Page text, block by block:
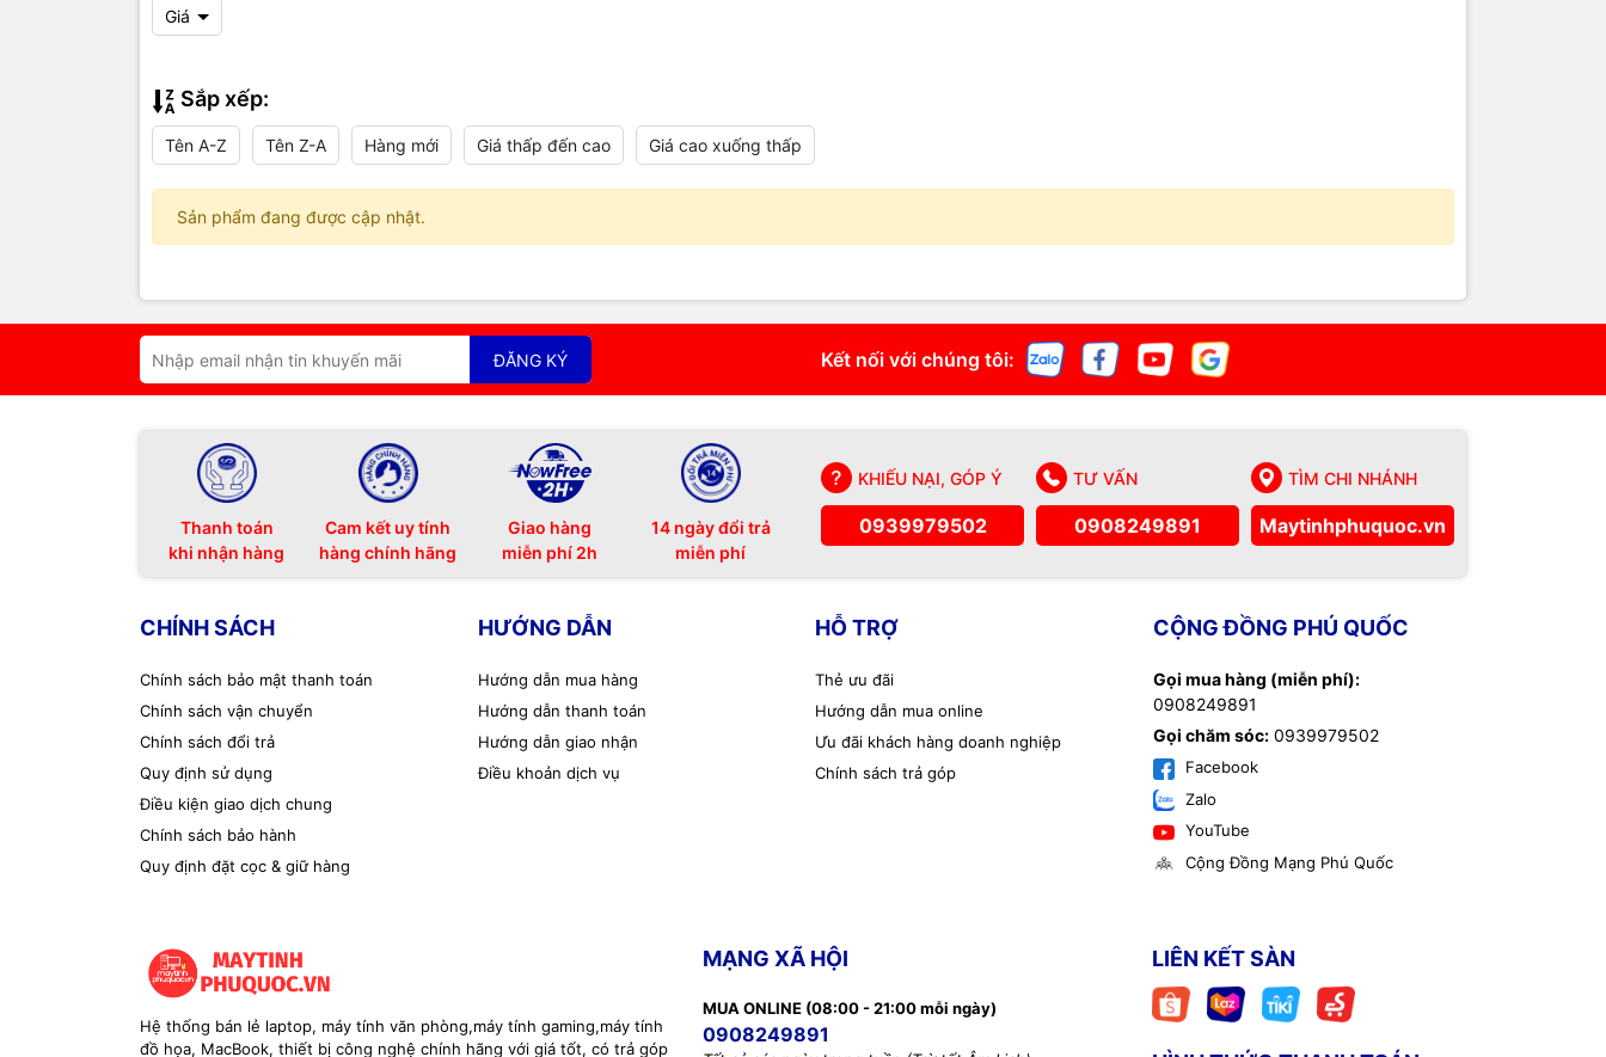
Giá
Sắp xếp:
Tên A-Z Tên Z-A Hàng mới Giá thấp đến cao Giá cao xuống thấp
Sản phẩm đang được cập nhật.
ĐĂNG KÝ Kết nối với chúng tôi:
Thanh toán
khi nhận hàng
Cam kết uy tính
hàng chính hãng
Giao hàng
miễn phí 2h
14 ngày đổi trả
miễn phí
KHIẾU NẠI, GÓP Ý
0939979502
TƯ VẤN
0908249891
TÌM CHI NHÁNH
Maytinhphuquoc.vn
CHÍNH SÁCH
Chính sách bảo mật thanh toán
Chính sách vận chuyển
Chính sách đổi trả
Quy định sử dụng
Điều kiện giao dịch chung
Chính sách bảo hành
Quy định đặt cọc & giữ hàng
HƯỚNG DẪN
Hướng dẫn mua hàng
Hướng dẫn thanh toán
Hướng dẫn giao nhận
Điều khoản dịch vụ
HỖ TRỢ
Thẻ ưu đãi
Hướng dẫn mua online
Ưu đãi khách hàng doanh nghiệp
Chính sách trả góp
CỘNG ĐỒNG PHÚ QUỐC
Gọi mua hàng (miễn phí):
0908249891
Gọi chăm sóc:0939979502
Facebook
Zalo
YouTube
Cộng Đồng Mạng Phú Quốc
Hệ thống bán lẻ laptop, máy tính văn phòng,máy tính gaming,máy tính
đồ họa, MacBook, thiết bị công nghệ chính hãng với giá tốt, có trả góp
MẠNG XÃ HỘI
MUA ONLINE (08:00 - 21:00 mỗi ngày)
0908249891
LIÊN KẾT SÀN